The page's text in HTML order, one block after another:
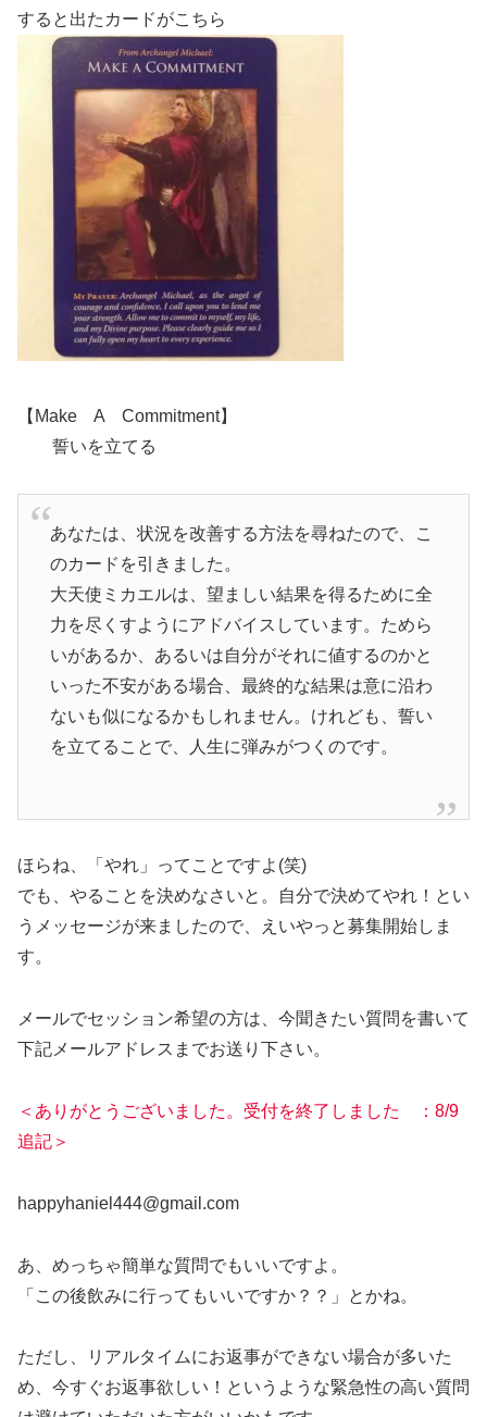
すると出たカードがこちら
【Make A Commitment】
誓いを立てる
あなたは、状況を改善する方法を尋ねたので、こ
のカードを引きました。
大天使ミカエルは、望ましい結果を得るために全
力を尽くすようにアドバイスしています。ためら
いがあるか、あるいは自分がそれに値するのかと
いった不安がある場合、最終的な結果は意に沿わ
ないも似になるかもしれません。けれども、誓い
を立てることで、人生に弾みがつくのです。
ほらね、「やれ」ってことですよ(笑)
でも、やることを決めなさいと。自分で決めてやれ！とい
うメッセージが来ましたので、えいやっと募集開始しま
す。
メールでセッション希望の方は、今聞きたい質問を書いて
下記メールアドレスまでお送り下さい。
＜ありがとうございました。受付を終了しました ：8/9
追記＞
happyhaniel444@gmail.com
あ、めっちゃ簡単な質問でもいいですよ。
「この後飲みに行ってもいいですか？？」とかね。
ただし、リアルタイムにお返事ができない場合が多いた
め、今すぐお返事欲しい！というような緊急性の高い質問